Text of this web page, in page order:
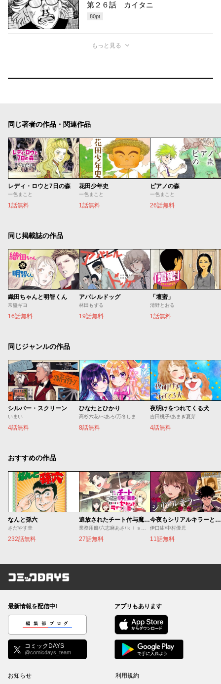
第２６話 カイタニ
80pt
もっと見る
同じ著者の作品・関連作品
レディ・ロウと7日の森
一色まこと
1話無料
花田少年史
一色まこと
1話無料
ピアノの森
一色まこと
26話無料
同じ掲載誌の作品
織田ちゃんと明智くん
常盤ギヨ
16話無料
アパレルドッグ
林田もずる
19話無料
「壇蜜」
清野とおる
1話無料
同じジャンルの作品
シルバー・スクリーン
いまい
4話無料
ひなたとひかり
高杉六花/べあろ/万冬しま
8話無料
夜明けをつれてくる犬
吉田桃子/あまぎ夏芽
4話無料
おすすめの作品
なんと孫六
さだやす圭
232話無料
追放されたチート付与魔術師は気ままなセカンドライフを謳歌する。 ～俺は武器だけじゃなく、あらゆるものに『強化ポイント』を付与できるし、俺の意思でいつでも効果を解除できるけど、残った人たち大丈夫？～
27話無料
今夜もシリアルキラーと待ち合わせ
伊口紺/中村優児
11話無料
コミックDAYS
最新情報を配信中!
編集部ブログ
コミックDAYS
@comicdays_team
アプリもあります
お知らせ 利用規約